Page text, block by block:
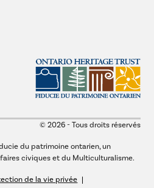
© 2026 - Tous droits réservés
du patrimoine ontarien, un
civiques et du Multiculturalisme.
de la vie privée